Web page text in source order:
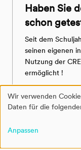
Haben Sie
schon
Seit dem
seinen eigenen
Nutzung der
ermöglicht !
Liseuse
von
Wir verwenden
Daten für die
Anpassen